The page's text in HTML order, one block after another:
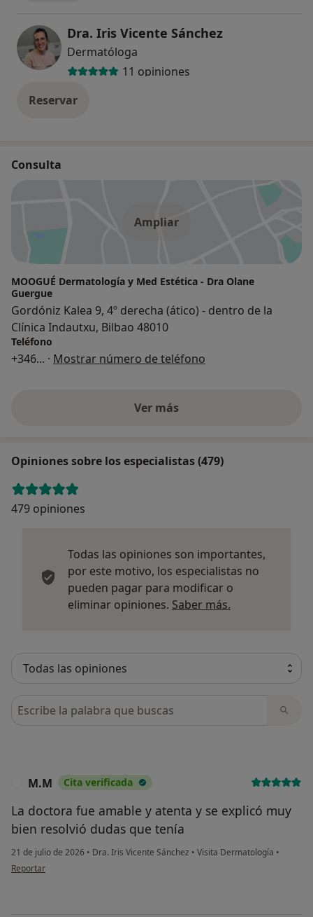
Dra. Iris Vicente Sánchez
Dermatóloga
11 opiniones
Reservar
Consulta
Ampliar
MOOGUÉ Dermatología y Med Estética - Dra Olane
Guergue
Gordóniz Kalea 9, 4º derecha (ático) - dentro de la
Clínica Indautxu, Bilbao 48010
Teléfono
+346... · Mostrar número de teléfono
Ver más
Opiniones sobre los especialistas (479)
479 opiniones
Todas las opiniones son importantes,
por este motivo, los especialistas no
pueden pagar para modificar o
eliminar opiniones. Saber más.
Busca en opiniones
M.M Cita verificada
La doctora fue amable y atenta y se explicó muy
bien resolvió dudas que tenía
21 de julio de 2026 • Dra. Iris Vicente Sánchez • Visita Dermatología •
en opinión del usuario M.M
Reportar